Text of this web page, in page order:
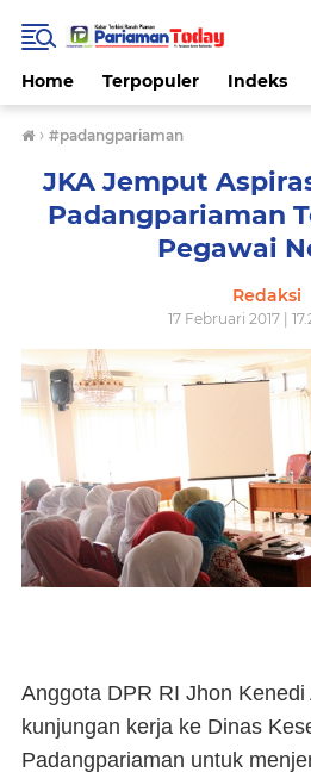
Home Terpopuler Indeks
› #padangpariaman
JKA Jemput
Padangpariaman
Pegawai
Redaksi
17 Februari 2017 |
Anggota DPR RI Jhon
kunjungan kerja ke Dinas
Padangpariaman untuk